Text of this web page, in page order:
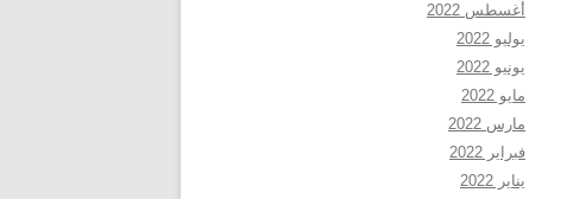
أغسطس 2022
يوليو 2022
يونيو 2022
مايو 2022
مارس 2022
فبراير 2022
يناير 2022